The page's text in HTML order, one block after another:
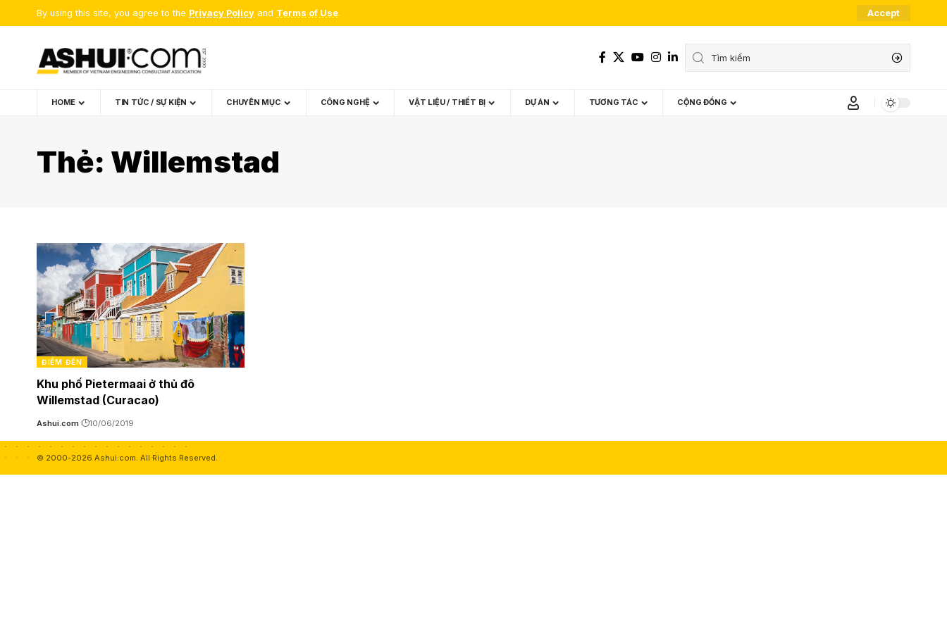
By using this site, you agree to the Privacy Policy and Terms of Use. Accept
HOME TIN TỨC / SỰ KIỆN CHUYÊN MỤC CÔNG NGHỆ VẬT LIỆU / THIẾT BỊ DỰ ÁN TƯƠNG TÁC CỘNG ĐỒNG
Thẻ: Willemstad
ĐIỂM ĐẾN
Khu phố Pietermaai ở thủ đô
Willemstad (Curacao)
Ashui.com 10/06/2019
© 2000-2026 Ashui.com. All Rights Reserved.